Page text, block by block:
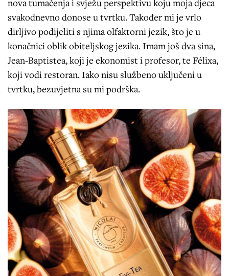
nova tumačenja i svježu perspektivu koju moja djeca
svakodnevno donose u tvrtku. Također mi je vrlo
dirljivo podijeliti s njima olfaktorni jezik, što je u
konačnici oblik obiteljskog jezika. Imam još dva sina,
Jean-Baptistea, koji je ekonomist i profesor, te Félixa,
koji vodi restoran. Iako nisu službeno uključeni u
tvrtku, bezuvjetna su mi podrška.